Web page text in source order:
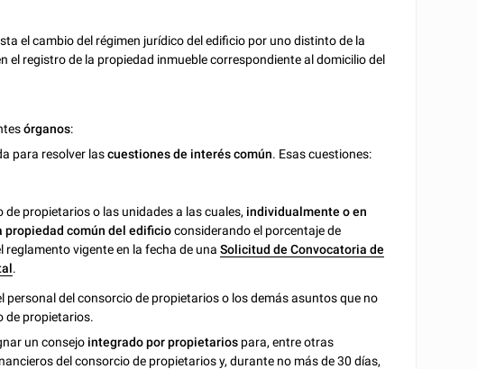
el cambio del régimen jurídico del edificio por uno distinto de la
el registro de la propiedad inmueble correspondiente al domicilio del
órganos:
para resolver lascuestiones de interés común. Esas cuestiones:
propietarios o las unidades a las cuales, individualmente o en
propiedad común del edificioconsiderando el porcentaje de
vigente en la fecha de unaSolicitud de Convocatoria de
.
del consorcio de propietarios o los demás asuntos que no
de propietarios.
un consejo integrado por propietarios para, entre otras
del consorcio de propietarios y, durante no más de 30 días,